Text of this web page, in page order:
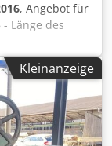
, Angebot für
Länge des
Länge des
Ist noch in
Für
Hxjpfx Acmjf
Kleinanzeige